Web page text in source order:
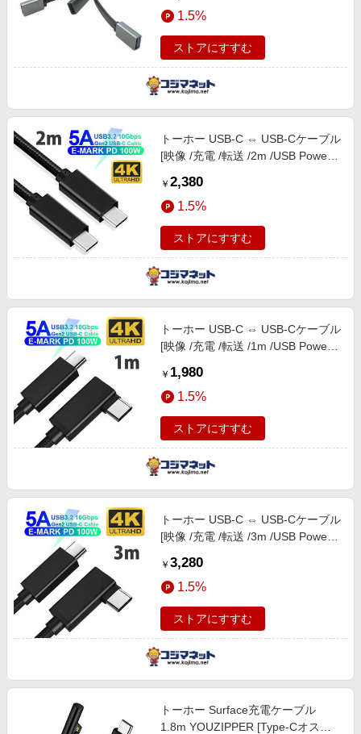
1.5%
ストアにすすむ
トーホー USB-C ⇔ USB-Cケーブル
[映像 /充電 /転送 /2m /USB Power
GEN2-2
￥ 2,380
1.5%
ストアにすすむ
トーホー USB-C ⇔ USB-Cケーブル
[映像 /充電 /転送 /1m /USB Power
字] GEN2-1L
￥ 1,980
1.5%
ストアにすすむ
トーホー USB-C ⇔ USB-Cケーブル
[映像 /充電 /転送 /3m /USB Power
字] GEN2-3L
￥ 3,280
1.5%
ストアにすすむ
トーホー Surface充電ケーブル
1.8m YOUZIPPER [Type-Cオス